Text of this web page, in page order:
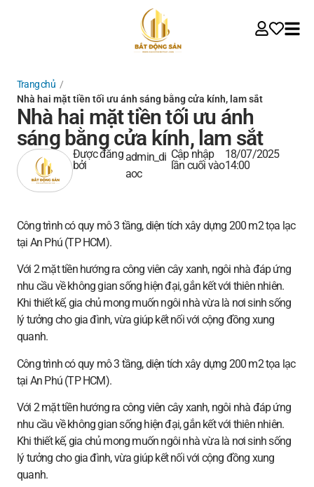
Trang chủ /
Nhà hai mặt tiền tối ưu ánh sáng bằng cửa kính, lam sắt
Nhà hai mặt tiền tối ưu ánh
sáng bằng cửa kính, lam sắt
Được đăng
bởi
admin_di
aoc
Cập nhập
lần cuối vào
18/07/2025
14:00
Công trình có quy mô 3 tầng, diện tích xây dựng 200 m2 tọa lạc
tại An Phú (TP HCM).
Với 2 mặt tiền hướng ra công viên cây xanh, ngôi nhà đáp ứng
nhu cầu về không gian sống hiện đại, gắn kết với thiên nhiên.
Khi thiết kế, gia chủ mong muốn ngôi nhà vừa là nơi sinh sống
lý tưởng cho gia đình, vừa giúp kết nối với cộng đồng xung
quanh.
Công trình có quy mô 3 tầng, diện tích xây dựng 200 m2 tọa lạc
tại An Phú (TP HCM).
Với 2 mặt tiền hướng ra công viên cây xanh, ngôi nhà đáp ứng
nhu cầu về không gian sống hiện đại, gắn kết với thiên nhiên.
Khi thiết kế, gia chủ mong muốn ngôi nhà vừa là nơi sinh sống
lý tưởng cho gia đình, vừa giúp kết nối với cộng đồng xung
quanh.